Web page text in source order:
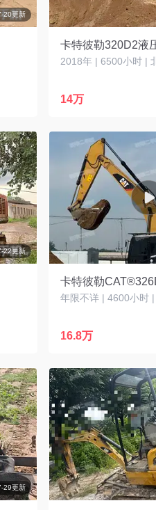
20更新
卡特彼勒320D2液
2018年 | 6500小时 |
14万
22更新
卡特彼勒
年限不详 | 4600小时
16.8万
29更新